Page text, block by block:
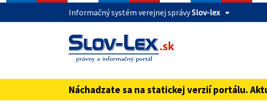
Informačný systém verejnej správySlov-lex
Táto stránka je zabezpečená
Buďte pozorní a vždy sa uistite, že zdieľate informácie
pred názvom domény webového sídla.
Náchadzate sa na statickej verzií portálu.